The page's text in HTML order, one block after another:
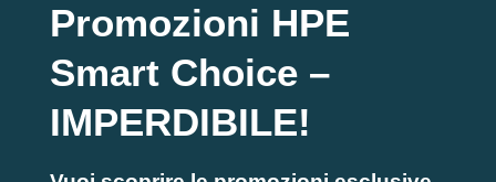
Promozioni HPE
Smart Choice –
IMPERDIBILE!